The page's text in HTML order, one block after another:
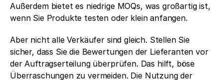
Außerdem bietet es niedrige MOQs, was großartig ist,
wenn Sie Produkte testen oder klein anfangen.
Aber nicht alle Verkäufer sind gleich. Stellen Sie
sicher, dass Sie die Bewertungen der Lieferanten vor
der Auftragserteilung überprüfen. Das hilft, böse
Überraschungen zu vermeiden. Die Nutzung der